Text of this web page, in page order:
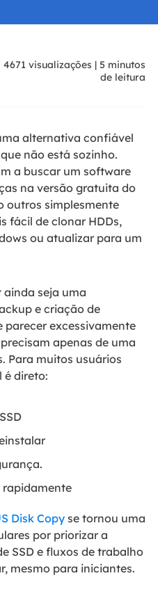
4671 visualizações |5 minutos
de leitura
alternativa confiável
não está sozinho.
a buscar um software
na versão gratuita do
outros simplesmente
fácil de clonar HDDs,
ou atualizar para um
ainda seja uma
e criação de
parecer excessivamente
apenas de uma
Para muitos usuários
é direto:
rapidamente
Disk Copyse tornou uma
por priorizar a
SSD e fluxos de trabalho
mesmo para iniciantes.